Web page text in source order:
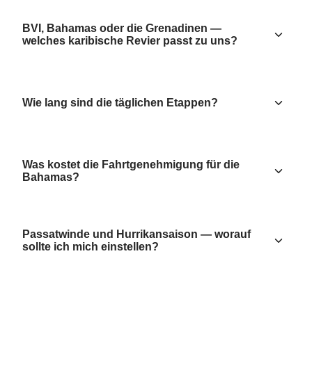
BVI, Bahamas oder die Grenadinen —
welches karibische Revier passt zu uns?
Wie lang sind die täglichen Etappen?
Was kostet die Fahrtgenehmigung für die
Bahamas?
Passatwinde und Hurrikansaison — worauf
sollte ich mich einstellen?